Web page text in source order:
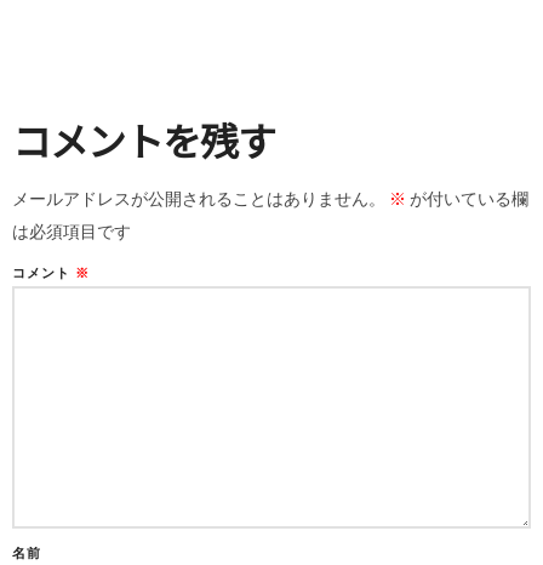
コメントを残す
メールアドレスが公開されることはありません。 ※ が付いている欄
は必須項目です
コメント ※
名前